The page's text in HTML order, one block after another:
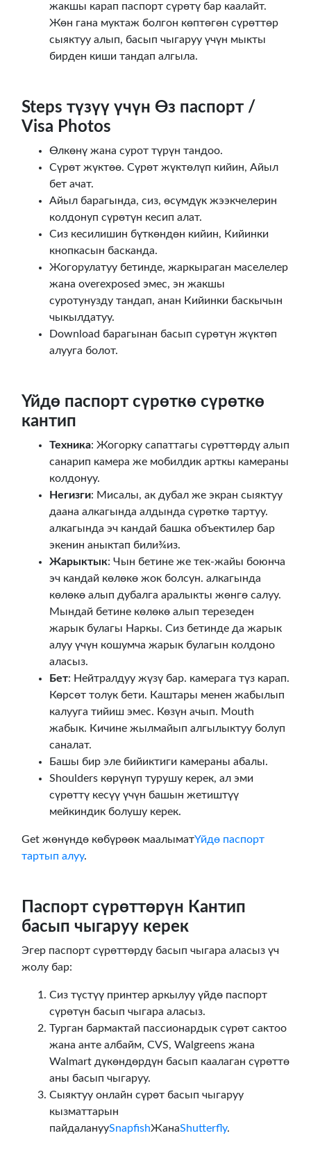
жакшы карап паспорт сүрөтү бар каалайт.
Жөн гана муктаж болгон көптөгөн сүрөттөр
сыяктуу алып, басып чыгаруу үчүн мыкты
бирден киши тандап алгыла.
Steps түзүү үчүн Өз паспорт /
Visa Photos
Өлкөнү жана сурот түрүн тандоо.
Сүрөт жүктөө. Сүрөт жүктөлүп кийин, Айыл
бет ачат.
Айыл барагында, сиз, өсүмдүк жээкчелерин
колдонуп сүрөтүн кесип алат.
Сиз кесилишин бүткөндөн кийин, Кийинки
кнопкасын басканда.
Жогорулатуу бетинде, жаркыраган маселелер
жана overexposed эмес, эн жакшы
суротунузду тандап, анан Кийинки баскычын
чыкылдатуу.
Download барагынан басып сүрөтүн жүктөп
алууга болот.
Үйдө паспорт сүрөткө сүрөткө
кантип
Техника: Жогорку сапаттагы сүрөттөрдү алып
санарип камера же мобилдик арткы камераны
колдонуу.
Негизги: Мисалы, ак дубал же экран сыяктуу
даана алкагында алдында сүрөткө тартуу.
алкагында эч кандай башка объектилер бар
экенин аныктап били¾из.
Жарыктык: Чын бетине же тек-жайы боюнча
эч кандай көлөкө жок болсун. алкагында
көлөкө алып дубалга аралыкты жөнгө салуу.
Мындай бетине көлөкө алып терезеден
жарык булагы Наркы. Сиз бетинде да жарык
алуу үчүн кошумча жарык булагын колдоно
аласыз.
Бет: Нейтралдуу жүзү бар. камерага түз карап.
Көрсөт толук бети. Каштары менен жабылып
калууга тийиш эмес. Көзүн ачып. Mouth
жабык. Кичине жылмайып алгылыктуу болуп
саналат.
Башы бир эле бийиктиги камераны абалы.
Shoulders көрүнүп турушу керек, ал эми
сүрөттү кесүү үчүн башын жетиштүү
мейкиндик болушу керек.
Get жөнүндө көбүрөөк маалыматҮйдө паспорт
тартып алуу.
Паспорт сүрөттөрүн Кантип
басып чыгаруу керек
Эгер паспорт сүрөттөрдү басып чыгара аласыз үч
жолу бар:
Сиз түстүү принтер аркылуу үйдө паспорт
сүрөтүн басып чыгара аласыз.
Турган бармактай пассионардык сүрөт сактоо
жана анте албайм, CVS, Walgreens жана
Walmart дүкөндөрдүн басып каалаган сүрөттө
аны басып чыгаруу.
Сыяктуу онлайн сүрөт басып чыгаруу
кызматтарын
пайдаланууSnapfishЖанаShutterfly.